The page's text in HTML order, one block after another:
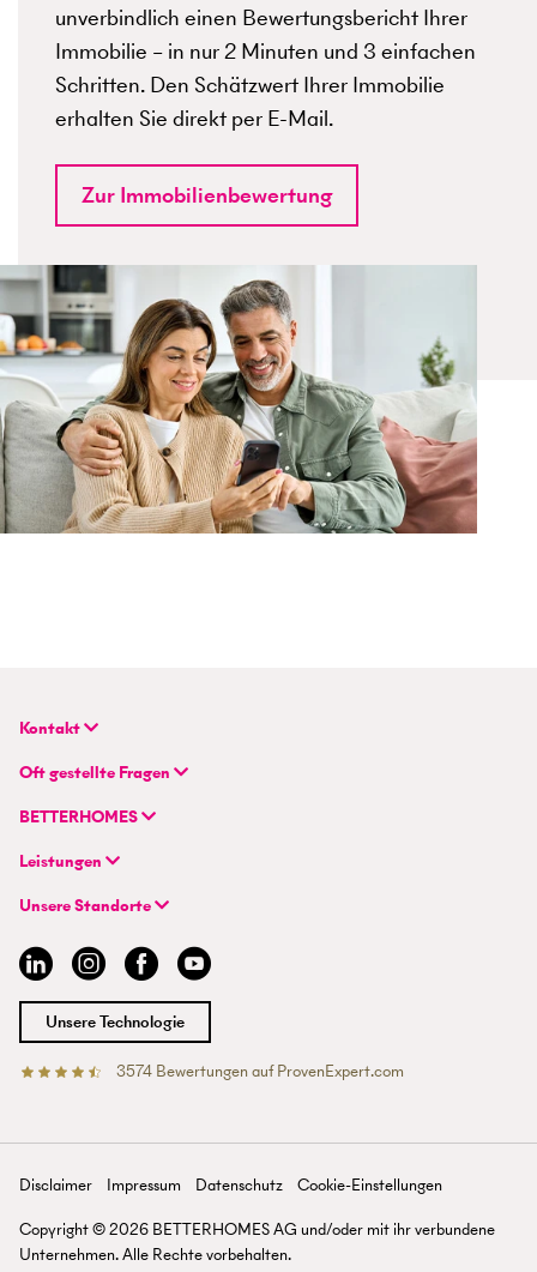
unverbindlich einen Bewertungsbericht Ihrer
Immobilie – in nur 2 Minuten und 3 einfachen
Schritten. Den Schätzwert Ihrer Immobilie
erhalten Sie direkt per E-Mail.
Zur Immobilienbewertung
Kontakt
BETTERHOMES (Schweiz) AG
Hauptsitz
Flurstrasse 55
info@betterhomes.ch
Oft gestellte Fragen
FAQ | Immobilienbewertung
FAQ | Immobilienmakler/-in werden
BETTERHOMES
Unternehmen
Hybrides Maklermodell
BETTERHOMES-Erfahrungen
Jobs
Standorte
Presse
Leistungen
Immobilie suchen
Immobilie bewerten
Immobilien-Ratgeber
Immobilienmakler/-in werden
Unsere Standorte
Basel
Chur
Lausanne
Luzern
St. Gallen
Zürichsee
Unsere Technologie
3574Bewertungen auf ProvenExpert.com
Disclaimer Impressum Datenschutz
Cookie-Einstellungen
Copyright ©2026 BETTERHOMES AG und/oder mit ihr verbundene
Unternehmen. Alle Rechte vorbehalten.